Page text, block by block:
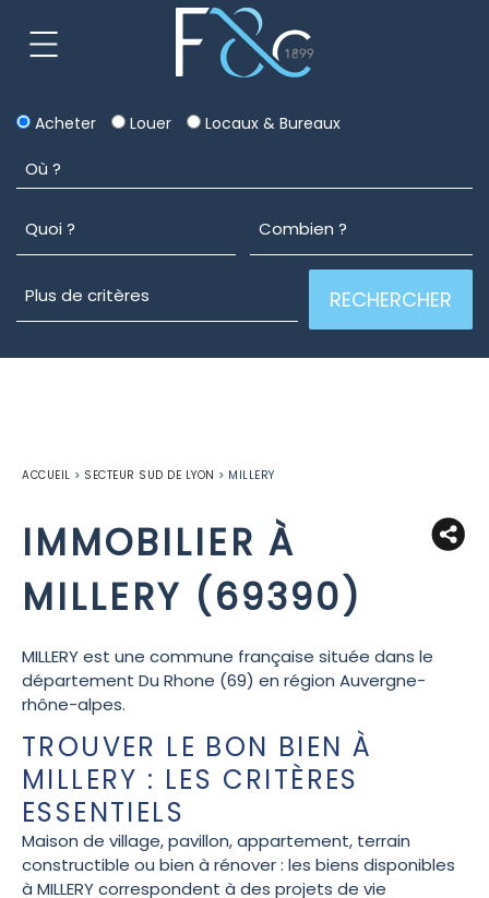
Acheter Louer Locaux & Bureaux
ACCUEIL > SECTEUR SUD DE LYON > MILLERY
IMMOBILIER À
MILLERY (69390)
MILLERY est une commune française située dans le
département Du Rhone (69) en région Auvergne-
rhône-alpes.
TROUVER LE BON BIEN À
MILLERY : LES CRITÈRES
ESSENTIELS
Maison de village, pavillon, appartement, terrain
constructible ou bien à rénover : les biens disponibles
à MILLERY correspondent à des projets de vie